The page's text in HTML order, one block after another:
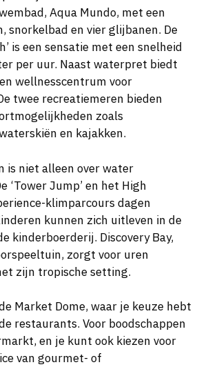
Aqua Mundo, met een
snorkelbad en vier glijbanen. De
is een sensatie met een snelheid
per uur. Naast waterpret biedt
wellnesscentrum voor
twee recreatiemeren bieden
zoals
en kajakken.
is niet alleen over water
‘Tower Jump’ en het High
klimparcours dagen
kunnen zich uitleven in de
kinderboerderij. Discovery Bay,
zorgt voor uren
zijn tropische setting.
Market Dome, waar je keuze hebt
restaurants. Voor boodschappen
en je kunt ook kiezen voor
van gourmet- of